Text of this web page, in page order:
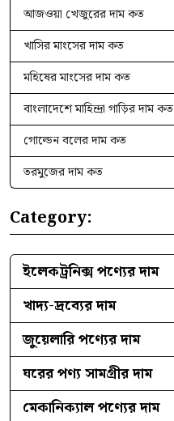
আজওয়া খেজুরের দাম কত
খাসির মাংসের দাম কত
মহিষের মাংসের দাম কত
বাংলাদেশে মাহিন্দ্রা গাড়ির দাম কত
গোল্ডেন বলের দাম কত
তরমুজের দাম কত
Category:
ইলেকট্রনিক্স পণ্যের দাম
খাদ্য-দ্রব্যের দাম
জুয়েলারি পণ্যের দাম
ঘরের পণ্য সামগ্রীর দাম
মেকানিক্যাল পণ্যের দাম